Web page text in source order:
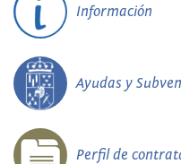
Información
Ayudas y
Perfil de